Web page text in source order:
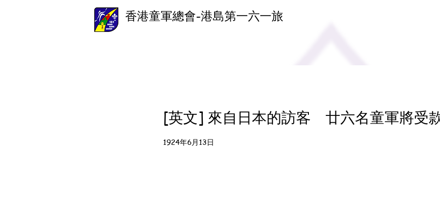
香港童軍總會-港島第一六一旅
[英文] 來自日本的訪客 廿六名童軍將受
1924年6月13日